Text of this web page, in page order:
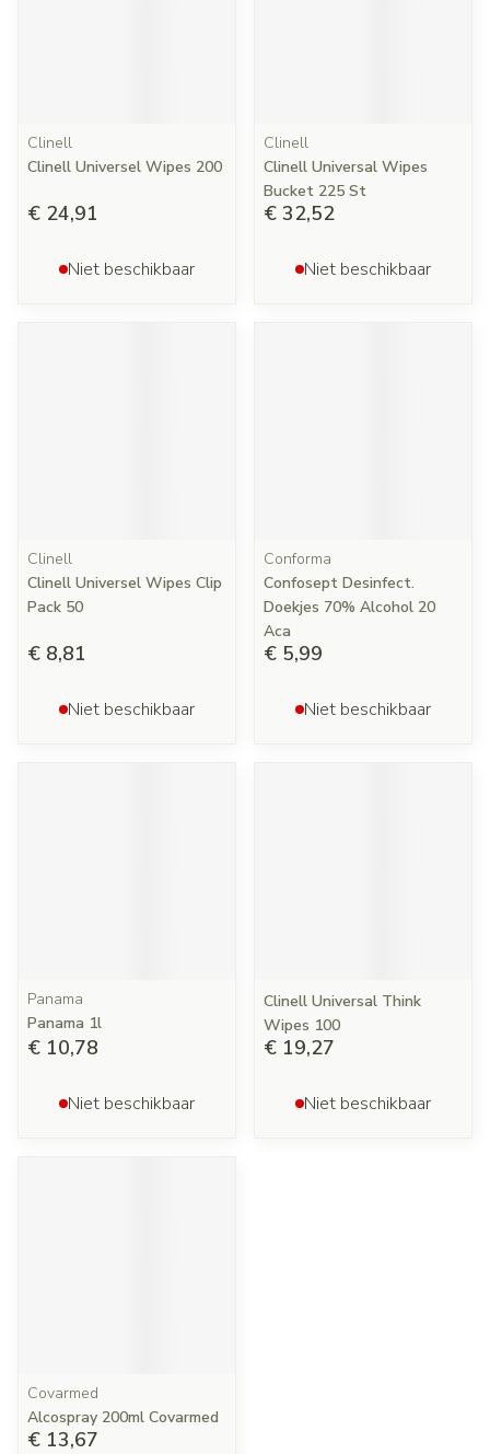
Clinell
Clinell Universel Wipes 200
€ 24,91
Niet beschikbaar
Clinell
Clinell Universal Wipes
Bucket 225 St
€ 32,52
Niet beschikbaar
Clinell
Clinell Universel Wipes Clip
Pack 50
€ 8,81
Niet beschikbaar
Conforma
Confosept Desinfect.
Doekjes 70% Alcohol 20
Aca
€ 5,99
Niet beschikbaar
Panama
Panama 1l
€ 10,78
Niet beschikbaar
Clinell Universal Think
Wipes 100
€ 19,27
Niet beschikbaar
Covarmed
Alcospray 200ml Covarmed
€ 13,67